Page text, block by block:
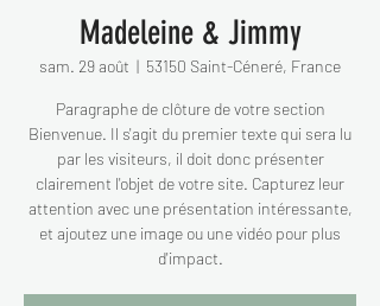
Madeleine & Jimmy
sam. 29 août
  |
53150 Saint-Céneré, France
Paragraphe de clôture de votre section
Bienvenue. Il s'agit du premier texte qui sera lu
par les visiteurs, il doit donc présenter
clairement l'objet de votre site. Capturez leur
attention avec une présentation intéressante,
et ajoutez une image ou une vidéo pour plus
d'impact.